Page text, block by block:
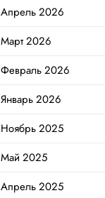
Апрель 2026
Март 2026
Февраль 2026
Январь 2026
Ноябрь 2025
Май 2025
Апрель 2025